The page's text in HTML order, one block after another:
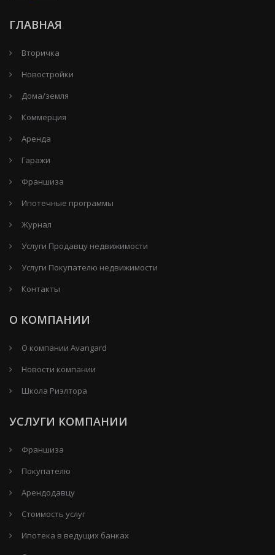
ГЛАВНАЯ
Вторичка
Новостройки
Дома/земля
Коммерция
Аренда
Гаражи
Франшиза
Ипотечные программы
Журнал
Услуги Продавцу недвижимости
Услуги Покупателю недвижимости
Контакты
О КОМПАНИИ
О компании Avangard
Новости компании
Школа Риэлтора
УСЛУГИ КОМПАНИИ
Франшиза
Покупателю
Арендодавцу
Стоимость услуг
Ипотека в ведущих банках